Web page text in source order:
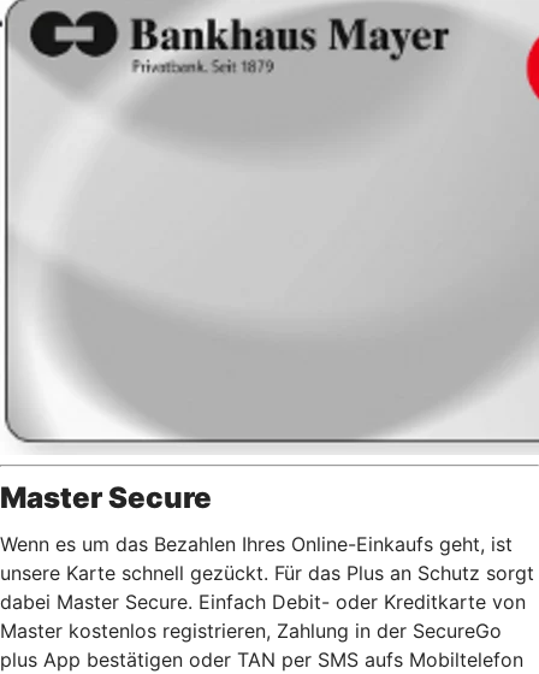
Master Secure
Wenn es um das Bezahlen Ihres Online-Einkaufs geht, ist
unsere Karte schnell gezückt. Für das Plus an Schutz sorgt
dabei Master Secure. Einfach Debit- oder Kreditkarte von
Master kostenlos registrieren, Zahlung in der SecureGo
plus App bestätigen oder TAN per SMS aufs Mobiltelefon